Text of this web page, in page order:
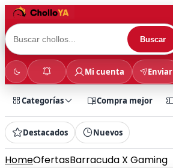
Buscar
Mi cuenta Enviar
Categorías Compra mejor
Destacados Nuevos
HomeOfertasBarracuda X Gaming